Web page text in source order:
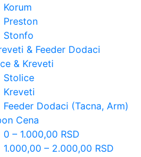
Korum
Preston
Stonfo
& Feeder Dodaci
& Kreveti
Stolice
Kreveti
Feeder Dodaci (Tacna, Arm)
Cena
0 – 1.000,00 RSD
1.000,00 – 2.000,00 RSD